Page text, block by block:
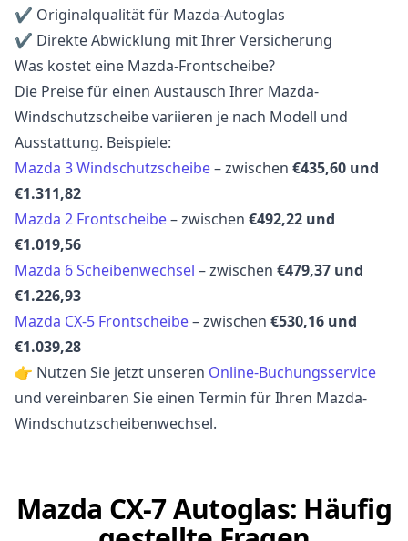
✔ Originalqualität für Mazda-Autoglas
✔ Direkte Abwicklung mit Ihrer Versicherung
Was kostet eine Mazda-Frontscheibe?
Die Preise für einen Austausch Ihrer Mazda-
Windschutzscheibe variieren je nach Modell und
Ausstattung. Beispiele:
Mazda 3 Windschutzscheibe– zwischen €435,60 und
€1.311,82
Mazda 2 Frontscheibe– zwischen €492,22 und
€1.019,56
Mazda 6 Scheibenwechsel – zwischen €479,37 und
€1.226,93
Mazda CX-5 Frontscheibe– zwischen €530,16 und
€1.039,28
👉 Nutzen Sie jetzt unseren Online-Buchungsservice
und vereinbaren Sie einen Termin für Ihren Mazda-
Windschutzscheibenwechsel.
Mazda CX-7 Autoglas: Häufig